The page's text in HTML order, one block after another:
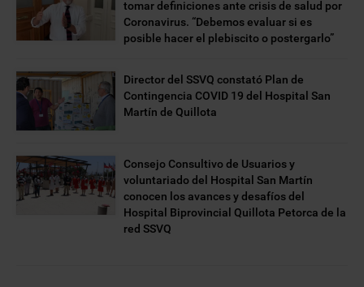
tomar definiciones ante crisis de salud por
Coronavirus. “Debemos evaluar si es
posible hacer el plebiscito o postergarlo”
Director del SSVQ constató Plan de
Contingencia COVID 19 del Hospital San
Martín de Quillota
Consejo Consultivo de Usuarios y
voluntariado del Hospital San Martín
conocen los avances y desafíos del
Hospital Biprovincial Quillota Petorca de la
red SSVQ